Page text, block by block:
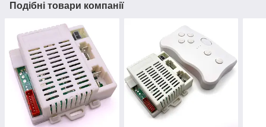
Подібні товари компанії